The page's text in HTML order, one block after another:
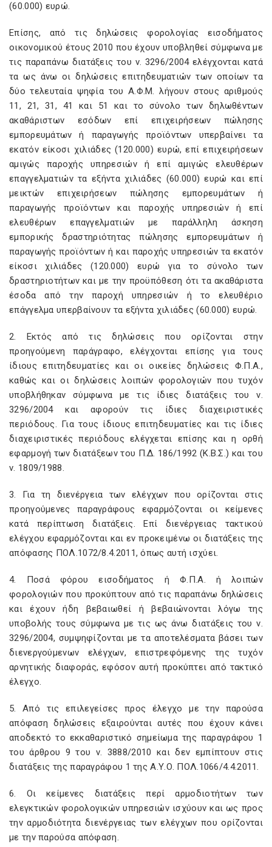
(60.000) ευρώ.
Επίσης, από τις δηλώσεις φορολογίας εισοδήματος
οικονομικού έτους 2010 που έχουν υποβληθεί σύμφωνα με
τις παραπάνω διατάξεις του ν. 3296/2004 ελέγχονται κατά
τα ως άνω οι δηλώσεις επιτηδευματιών των οποίων τα
δύο τελευταία ψηφία του Α.Φ.Μ. λήγουν στους αριθμούς
11, 21, 31, 41 και 51 και το σύνολο των δηλωθέντων
ακαθάριστων εσόδων επί επιχειρήσεων πώλησης
εμπορευμάτων ή παραγωγής προϊόντων υπερβαίνει τα
εκατόν είκοσι χιλιάδες (120.000) ευρώ, επί επιχειρήσεων
αμιγώς παροχής υπηρεσιών ή επί αμιγώς ελευθέρων
επαγγελματιών τα εξήντα χιλιάδες (60.000) ευρώ και επί
μεικτών επιχειρήσεων πώλησης εμπορευμάτων ή
παραγωγής προϊόντων και παροχής υπηρεσιών ή επί
ελευθέρων επαγγελματιών με παράλληλη άσκηση
εμπορικής δραστηριότητας πώλησης εμπορευμάτων ή
παραγωγής προϊόντων ή και παροχής υπηρεσιών τα εκατόν
είκοσι χιλιάδες (120.000) ευρώ για το σύνολο των
δραστηριοτήτων και με την προϋπόθεση ότι τα ακαθάριστα
έσοδα από την παροχή υπηρεσιών ή το ελευθέριο
επάγγελμα υπερβαίνουν τα εξήντα χιλιάδες (60.000) ευρώ.
2. Εκτός από τις δηλώσεις που ορίζονται στην
προηγούμενη παράγραφο, ελέγχονται επίσης για τους
ίδιους επιτηδευματίες και οι οικείες δηλώσεις Φ.Π.Α.,
καθώς και οι δηλώσεις λοιπών φορολογιών που τυχόν
υποβλήθηκαν σύμφωνα με τις ίδιες διατάξεις του ν.
3296/2004 και αφορούν τις ίδιες διαχειριστικές
περιόδους. Για τους ίδιους επιτηδευματίες και τις ίδιες
διαχειριστικές περιόδους ελέγχεται επίσης και η ορθή
εφαρμογή των διατάξεων του Π.Δ. 186/1992 (Κ.Β.Σ.) και του
ν. 1809/1988.
3. Για τη διενέργεια των ελέγχων που ορίζονται στις
προηγούμενες παραγράφους εφαρμόζονται οι κείμενες
κατά περίπτωση διατάξεις. Επί διενέργειας τακτικού
ελέγχου εφαρμόζονται και εν προκειμένω οι διατάξεις της
απόφασης ΠΟΛ.1072/8.4.2011, όπως αυτή ισχύει.
4. Ποσά φόρου εισοδήματος ή Φ.Π.Α. ή λοιπών
φορολογιών που προκύπτουν από τις παραπάνω δηλώσεις
και έχουν ήδη βεβαιωθεί ή βεβαιώνονται λόγω της
υποβολής τους σύμφωνα με τις ως άνω διατάξεις του ν.
3296/2004, συμψηφίζονται με τα αποτελέσματα βάσει των
διενεργούμενων ελέγχων, επιστρεφόμενης της τυχόν
αρνητικής διαφοράς, εφόσον αυτή προκύπτει από τακτικό
έλεγχο.
5. Από τις επιλεγείσες προς έλεγχο με την παρούσα
απόφαση δηλώσεις εξαιρούνται αυτές που έχουν κάνει
αποδεκτό το εκκαθαριστικό σημείωμα της παραγράφου 1
του άρθρου 9 του ν. 3888/2010 και δεν εμπίπτουν στις
διατάξεις της παραγράφου 1 της Α.Υ.Ο. ΠΟΛ.1066/4.4.2011.
6. Οι κείμενες διατάξεις περί αρμοδιοτήτων των
ελεγκτικών φορολογικών υπηρεσιών ισχύουν και ως προς
την αρμοδιότητα διενέργειας των ελέγχων που ορίζονται
με την παρούσα απόφαση.